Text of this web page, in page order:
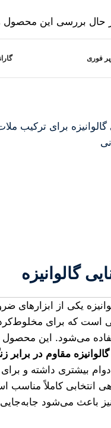
Click
حال بررسی این محصول
فوری
گالوانیزه
یکی از ابزارهای
است که برای
می‌شود. این محصول
مقاوم در برابر
بیشتری داشته و
انتخابی کاملاً
نیز باعث می‌شود